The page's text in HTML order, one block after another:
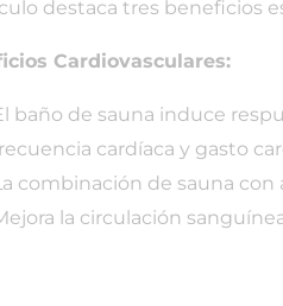
destaca tres beneficios
Cardiovasculares:
baño de sauna induce
cardíaca y gasto
combinación de sauna
la circulación